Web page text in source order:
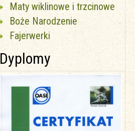
Maty wiklinowe i trzcinowe
Boże Narodzenie
Fajerwerki
Dyplomy